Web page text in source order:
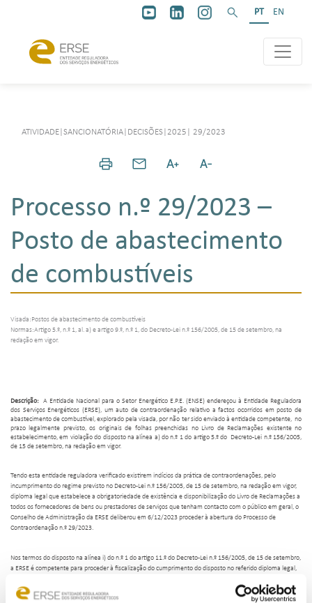
PT EN
ATIVIDADE SANCIONATÓRIA DECISÕES 2025 29/2023
Processo n.º 29/2023 –
Posto de abastecimento
de combustíveis
Visada:Postos de abastecimento de combustíveis
Normas:Artigo 5.º, n.º 1, al. a) e artigo 9.º, n.º 1, do Decreto-Lei n.º 156/2005, de 15 de setembro, na
redação em vigor.
Descrição: A Entidade Nacional para o Setor Energético E.P.E. (ENSE) endereçou à Entidade Reguladora
dos Serviços Energéticos (ERSE), um auto de contraordenação relativo a factos ocorridos em posto de
abastecimento de combustível, explorado pela visada, por não ter sido enviado à entidade competente, no
prazo legalmente previsto, os originais de folhas preenchidas no Livro de Reclamações existente no
estabelecimento, em violação do disposto na alínea a) do n.º 1 do artigo 5.º do Decreto-Lei n.º 156/2005,
de 15 de setembro, na redação em vigor.
Tendo esta entidade reguladora verificado existirem indícios da prática de contraordenações, pelo
incumprimento do regime previsto no Decreto-Lei n.º 156/2005, de 15 de setembro, na redação em vigor,
diploma legal que estabelece a obrigatoriedade de existência e disponibilização do Livro de Reclamações a
todos os fornecedores de bens ou prestadores de serviços que tenham contacto com o público em geral, o
Conselho de Administração da ERSE deliberou em 6/12/2023 proceder à abertura do Processo de
Contraordenação n.º 29/2023.
Nos termos do disposto na alínea i) do n.º 1 do artigo 11.º do Decreto-Lei n.º 156/2005, de 15 de setembro,
a ERSE é competente para proceder à fiscalização do cumprimento do disposto no referido diploma legal,
sanções acessórias.